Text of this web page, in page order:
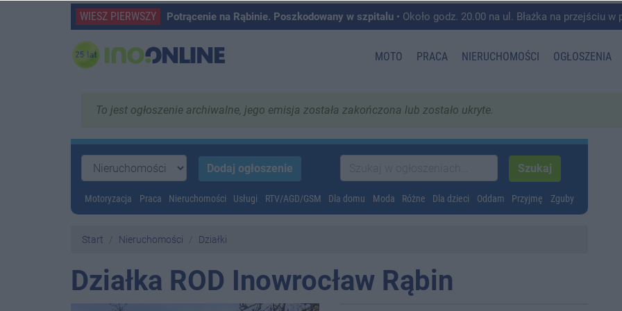
WIESZ PIERWSZY Potrącenie na Rąbinie. Poszkodowany w szpitalu • Około godz. 20.00 na ul. Błażka na przejściu w pobliżu ul. Wojska
MOTO PRACA NIERUCHOMOŚCI OGŁOSZENIA
To jest ogłoszenie archiwalne, jego emisja została zakończona lub zostało ukryte.
Motoryzacja Praca Nieruchomości Usługi RTV/AGD/GSM Dla domu Moda Różne Dla dzieci Oddam Przyjmę Zguby
Start Nieruchomości Działki
Działka ROD Inowrocław Rąbin